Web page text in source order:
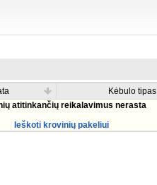
Kėbulo tipas
atitinkančių reikalavimus nerasta
Ieškoti krovinių pakeliui